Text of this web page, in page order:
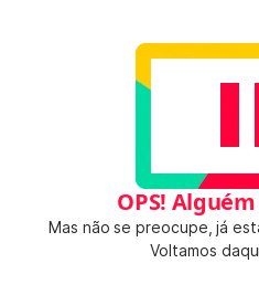
OPS!
Mas não se preocupe, já
Voltamos